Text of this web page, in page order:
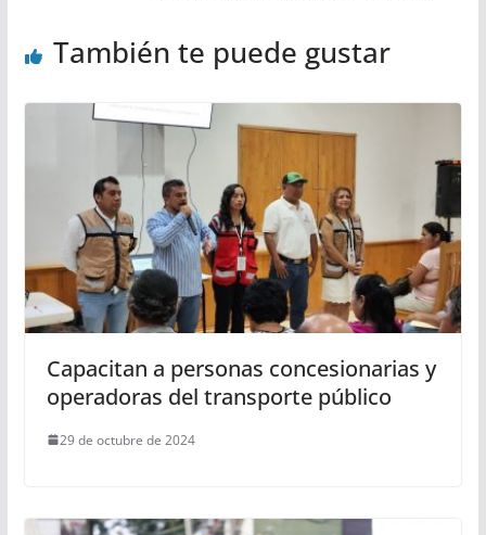
También te puede gustar
Capacitan a personas concesionarias y
operadoras del transporte público
29 de octubre de 2024